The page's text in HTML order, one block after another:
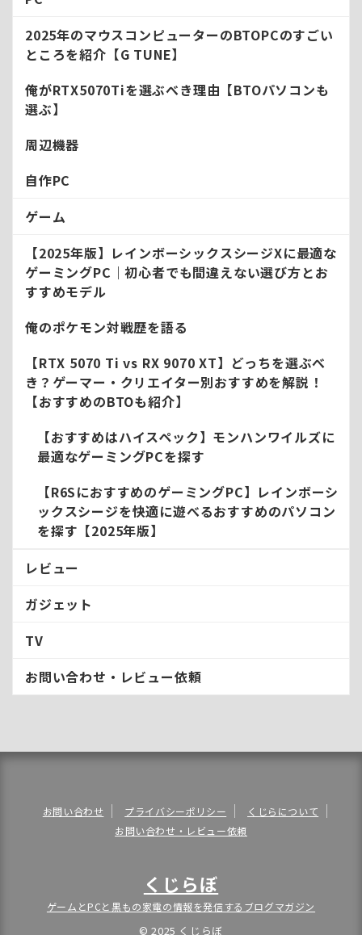
2025年のマウスコンピューターのBTOPCのすごい
ところを紹介【G TUNE】
俺がRTX5070Tiを選ぶべき理由【BTOパソコンも
選ぶ】
周辺機器
自作PC
ゲーム
【2025年版】レインボーシックスシージXに最適な
ゲーミングPC｜初心者でも間違えない選び方とお
すすめモデル
俺のポケモン対戦歴を語る
【RTX 5070 Ti vs RX 9070 XT】どっちを選ぶべ
き？ゲーマー・クリエイター別おすすめを解説！
【おすすめのBTOも紹介】
【おすすめはハイスペック】モンハンワイルズに
最適なゲーミングPCを探す
【R6SにおすすめのゲーミングPC】レインボーシ
ックスシージを快適に遊べるおすすめのパソコン
を探す【2025年版】
レビュー
ガジェット
TV
お問い合わせ・レビュー依頼
お問い合わせ プライバシーポリシー
くじらについて
お問い合わせ・レビュー依頼
くじらぼ
ゲームとPCと黒もの家電の情報を発信するブログマガジン
© 2025 くじらぼ